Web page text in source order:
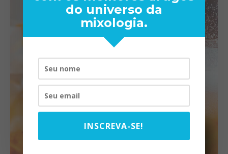
do universo da
mixologia.
INSCREVA-SE!